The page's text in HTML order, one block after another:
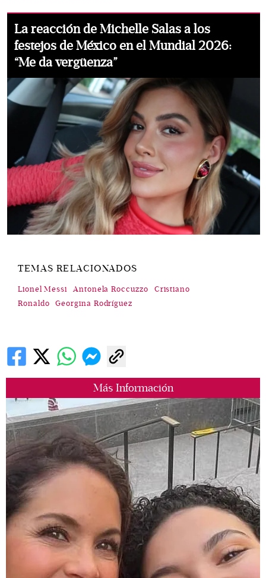
Más Información
La reacción de Michelle Salas a los
festejos de México en el Mundial 2026:
“Me da vergüenza”
TEMAS RELACIONADOS
Lionel Messi Antonela Roccuzzo
Cristiano
Ronaldo
Georgina Rodríguez